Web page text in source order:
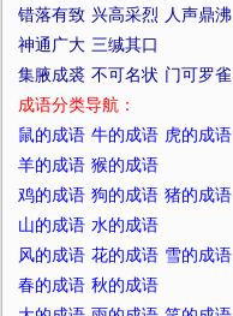
错落有致 兴高采烈 人声鼎沸
神通广大 三缄其口
集腋成裘 不可名状 门可罗雀
成语分类导航：
鼠的成语 牛的成语 虎的成语
羊的成语 猴的成语
鸡的成语 狗的成语 猪的成语
山的成语 水的成语
风的成语 花的成语 雪的成语
春的成语 秋的成语